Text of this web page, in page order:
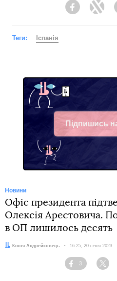
Facebook
Теги: Іспанія
Підпишись
Facebook
Новини
Офіс президента
Олексія Арестовича.
в ОП лишилось десять
Автор:Костя Андрейковець Дата:
16:25, 20 січня 2023
Facebook
3